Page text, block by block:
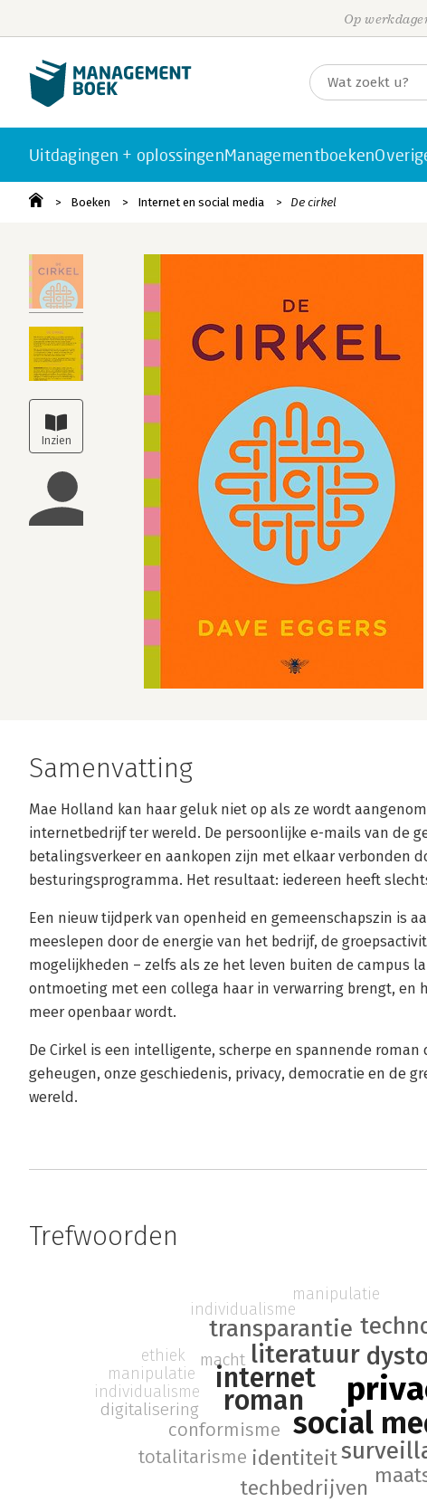
Op
Uitdagingen + oplossingenManagementboeken
Boeken Internet en social media De cirkel
Samenvatting
Mae Holland kan haar geluk niet op als ze wordt
internetbedrijf ter wereld. De persoonlijke e-mails van de
betalingsverkeer en aankopen zijn met elkaar verbonden
besturingsprogramma. Het resultaat: iedereen heeft
Een nieuw tijdperk van openheid en gemeenschapszin is
meeslepen door de energie van het bedrijf, de
mogelijkheden – zelfs als ze het leven buiten de campus
ontmoeting met een collega haar in verwarring brengt, en
meer openbaar wordt.
De Cirkel is een intelligente, scherpe en spannende roman
geheugen, onze geschiedenis, privacy, democratie en de
wereld.
Trefwoorden
social
roman
internet
literatuur
transparantie
identiteit
techbedrijven
conformisme
totalitarisme
macht
digitalisering
individualisme
manipulatie
individualisme
ethiek
manipulatie